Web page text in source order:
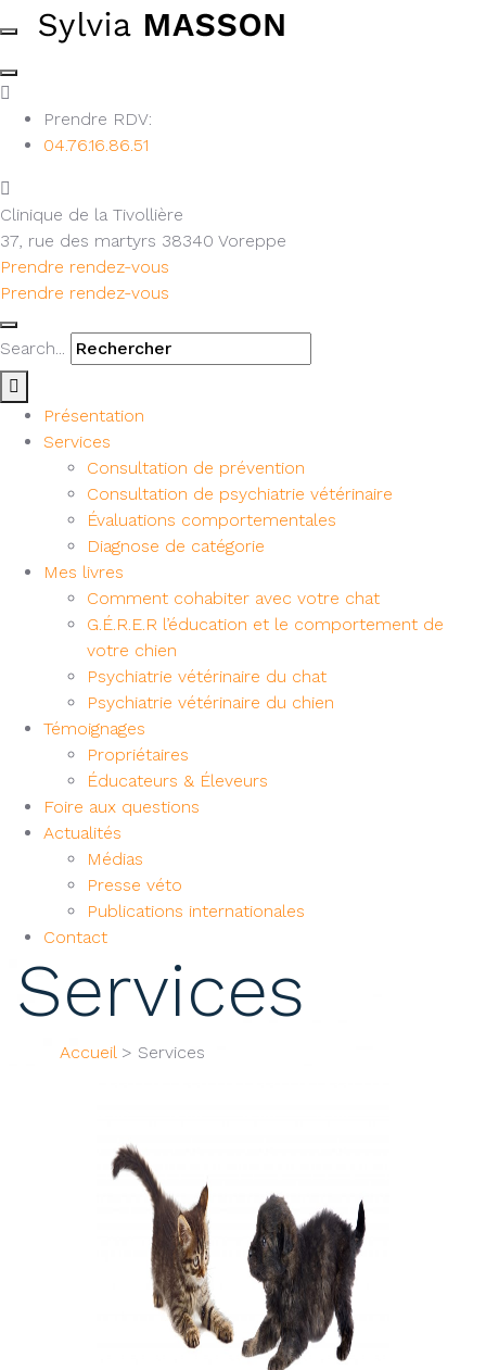
Prendre RDV:
04.76.16.86.51
Clinique de la Tivollière
37, rue des martyrs 38340 Voreppe
Prendre rendez-vous
Prendre rendez-vous
Search...
Présentation
Services
Consultation de prévention
Consultation de psychiatrie vétérinaire
Évaluations comportementales
Diagnose de catégorie
Mes livres
Comment cohabiter avec votre chat
G.É.R.E.R l’éducation et le comportement de
votre chien
Psychiatrie vétérinaire du chat
Psychiatrie vétérinaire du chien
Témoignages
Propriétaires
Éducateurs & Éleveurs
Foire aux questions
Actualités
Médias
Presse véto
Publications internationales
Contact
Services
Accueil> Services